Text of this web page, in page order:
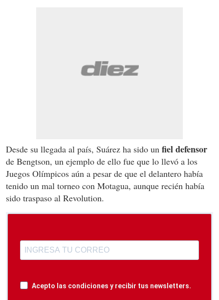
Desde su llegada al país, Suárez ha sido un fiel defensor
de Bengtson, un ejemplo de ello fue que lo llevó a los
Juegos Olímpicos aún a pesar de que el delantero había
tenido un mal torneo con Motagua, aunque recién había
sido traspaso al Revolution.
Acepto las condiciones y recibir tus newsletters.